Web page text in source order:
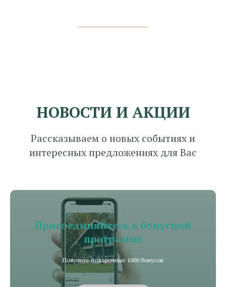
НОВОСТИ И АКЦИИ
Рассказываем о новых событиях и
интересных предложениях для Вас
Присоединяйтесь к бонусной
программе
Получите подарочные 1000 бонусов